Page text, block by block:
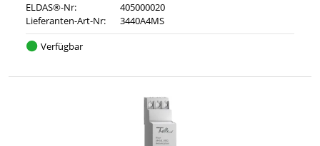
ELDAS®-Nr:
405000020
Lieferanten-Art-Nr:
3440A4MS
Verfügbar